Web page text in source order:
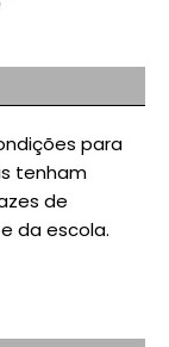
para
tenham
de
da escola.